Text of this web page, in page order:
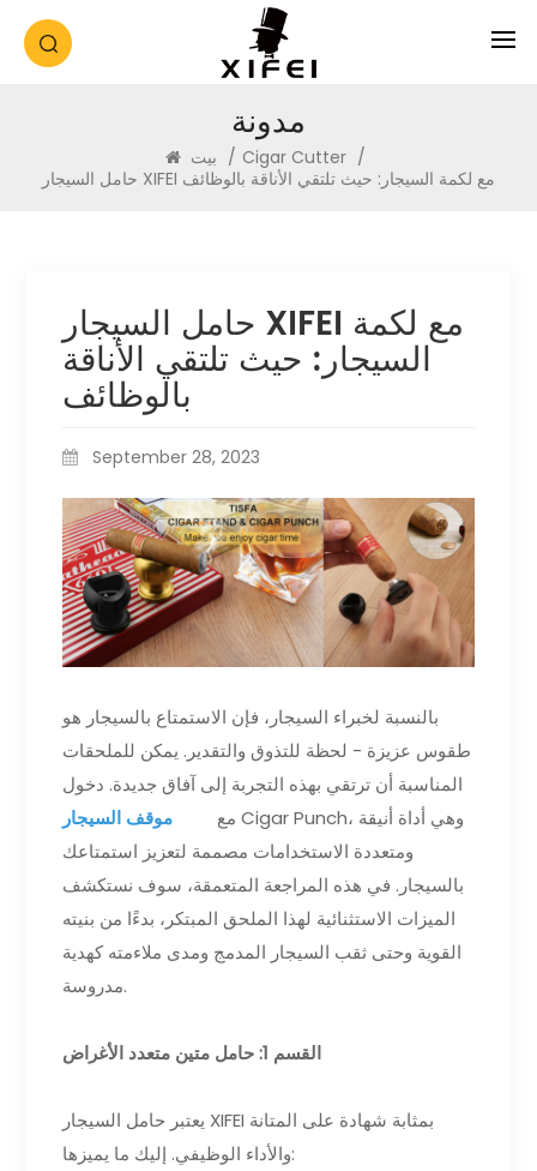
مدونة
/ Cigar Cutter /
حامل السيجار XIFEI مع لكمة السيجار: حيث تلتقي الأناقة بالوظائف
حامل السيجار XIFEI مع لكمة
السيجار: حيث تلتقي الأناقة
بالوظائف
September 28, 2023
بالنسبة لخبراء السيجار، فإن الاستمتاع بالسيجار هو
طقوس عزيزة - لحظة للتذوق والتقدير. يمكن للملحقات
المناسبة أن ترتقي بهذه التجربة إلى آفاق جديدة. دخول
ومتعددة الاستخدامات مصممة لتعزيز استمتاعك
بالسيجار. في هذه المراجعة المتعمقة، سوف نستكشف
الميزات الاستثنائية لهذا الملحق المبتكر، بدءًا من بنيته
القوية وحتى ثقب السيجار المدمج ومدى ملاءمته كهدية
مدروسة.
القسم 1: حامل متين متعدد الأغراض
يعتبر حامل السيجار XIFEI بمثابة شهادة على المتانة
والأداء الوظيفي. إليك ما يميزها: